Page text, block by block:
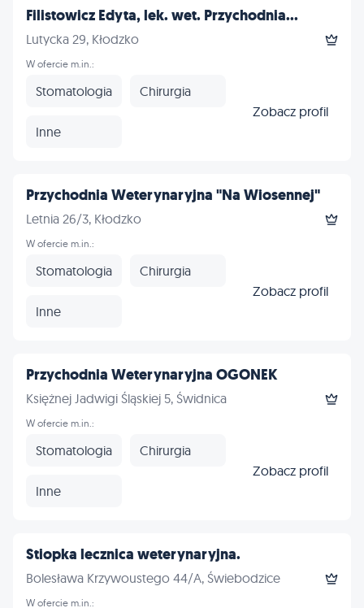
Filistowicz Edyta, lek. wet. Przychodnia...
Lutycka 29, Kłodzko
W ofercie m.in.:
Stomatologia Chirurgia
Inne
Zobacz profil
Przychodnia Weterynaryjna "Na Wiosennej"
Letnia 26/3, Kłodzko
W ofercie m.in.:
Stomatologia Chirurgia
Inne
Zobacz profil
Przychodnia Weterynaryjna OGONEK
Księżnej Jadwigi Śląskiej 5, Świdnica
W ofercie m.in.:
Stomatologia Chirurgia
Inne
Zobacz profil
Stiopka lecznica weterynaryjna.
Bolesława Krzywoustego 44/A, Świebodzice
W ofercie m.in.: